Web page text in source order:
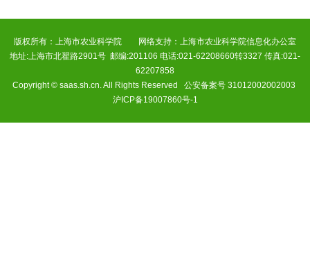
版权所有：上海市农业科学院 网络支持：上海市农业科学院信息化办公室
地址:上海市北翟路2901号 邮编:201106 电话:021-62208660转3327 传真:021-
62207858
Copyright © saas.sh.cn. All Rights Reserved 公安备案号 31012002002003
沪ICP备19007860号-1